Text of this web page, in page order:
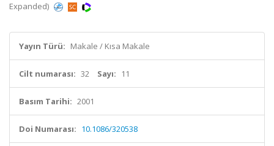
Expanded)
Yayın Türü: Makale / Kısa Makale
Cilt numarası: 32 Sayı: 11
Basım Tarihi: 2001
Doi Numarası: 10.1086/320538